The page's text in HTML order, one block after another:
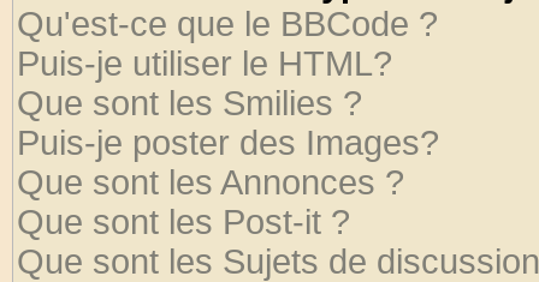
Qu'est-ce que le BBCode ?
Puis-je utiliser le HTML?
Que sont les Smilies ?
Puis-je poster des Images?
Que sont les Annonces ?
Que sont les Post-it ?
Que sont les Sujets de